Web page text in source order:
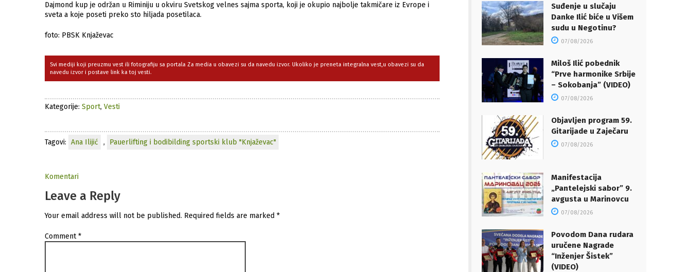
Dajmond kup je održan u Riminiju u okviru Svetskog velnes sajma sporta, koji je okupio najbolje takmičare iz Evrope i
sveta a koje poseti preko sto hiljada posetilaca.
foto: PBSK Knjaževac
Svi mediji koji preuzmu vest ili fotografiju sa portala Za media u obavezi su da navedu izvor. Ukoliko je preneta integralna vest,u obavezi su da
navedu izvor i postave link ka toj vesti.
Kategorije: Sport, Vesti
Tagovi: Ana Ilijić , Pauerlifting i bodibilding sportski klub "Knjaževac"
Komentari
Leave a Reply
Your email address will not be published. Required fields are marked *
Comment*
Suđenje u slučaju
Danke Ilić biće u Višem
sudu u Negotinu?
07/08/2026
Miloš Ilić pobednik
“Prve harmonike Srbije
– Sokobanja” (VIDEO)
07/08/2026
Objavljen program 59.
Gitarijade u Zaječaru
07/08/2026
Manifestacija
„Pantelejski sabor” 9.
avgusta u Marinovcu
07/08/2026
Povodom Dana rudara
uručene Nagrade
“Inženjer Šistek”
(VIDEO)